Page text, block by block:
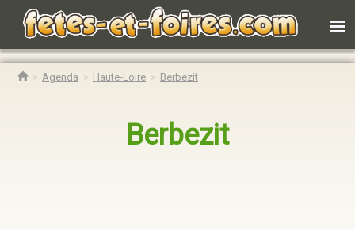
Agenda Haute-Loire Berbezit
Berbezit